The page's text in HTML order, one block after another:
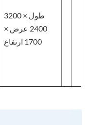
3200 طول ×
2400 عرض ×
1700 ارتفاع